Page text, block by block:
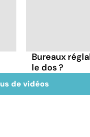
Bureaux
le dos ?
de vidéos